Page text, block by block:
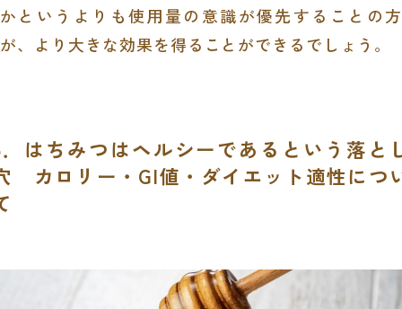
かというよりも使用量の意識が優先することの方
が、より大きな効果を得ることができるでしょう。
はちみつはヘルシーであるという落と
カロリー・GI値・ダイエット適性につ